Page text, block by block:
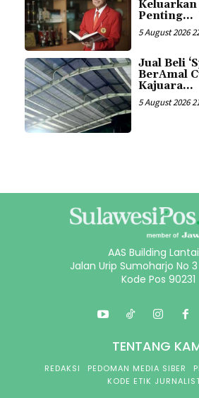
Keluarkan
Penting...
5 August 2026
Jual Beli
BerAmal
Kajuara...
5 August 2026
AAS Building
Jalan Urip Sumoharjo No
Kode Pos 90231
TENTANG
REDAKSI PEDOMAN MEDIA SIBER
KODE ETIK